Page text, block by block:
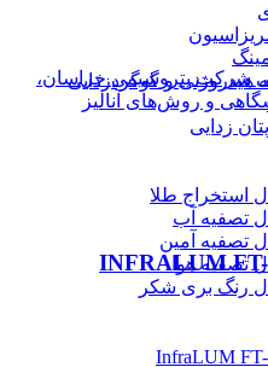
هیدروژنی و گوگردزدایی
زدایی
استخراج طلا
تصفیه آب
تصفیه آمین
تصفیه هوا
رنگ بری شکر